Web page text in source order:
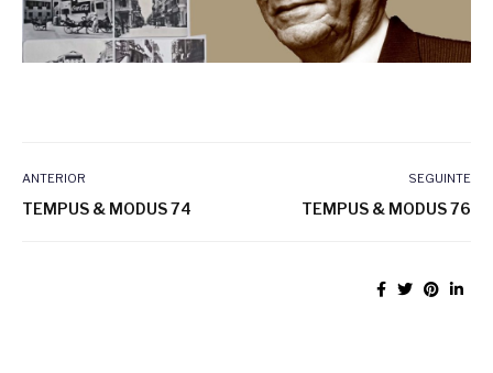
ANTERIOR
TEMPUS & MODUS 74
SEGUINTE
TEMPUS & MODUS 76